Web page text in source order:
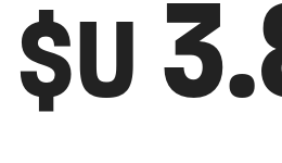
$U